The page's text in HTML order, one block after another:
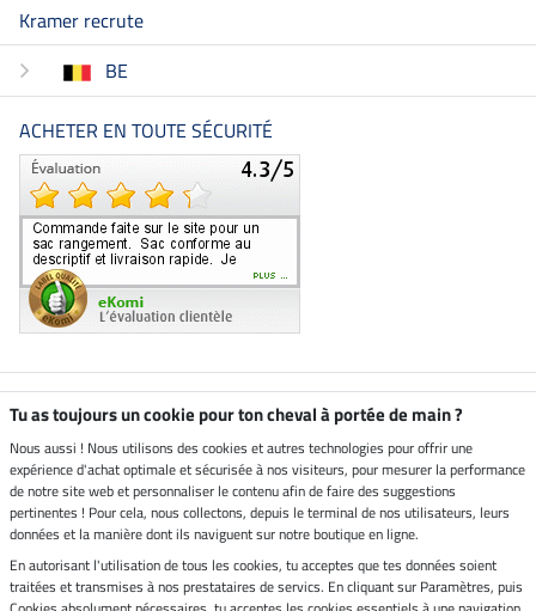
Kramer recrute
BE
ACHETER EN TOUTE SÉCURITÉ
Boutique climatiquement
Livraison par
Paiement sécurisé
Tu as toujours un cookie pour ton cheval à portée de main ?
Nous aussi ! Nous utilisons des cookies et autres technologies pour offrir une
expérience d'achat optimale et sécurisée à nos visiteurs, pour mesurer la performance
de notre site web et personnaliser le contenu afin de faire des suggestions
pertinentes ! Pour cela, nous collectons, depuis le terminal de nos utilisateurs, leurs
données et la manière dont ils naviguent sur notre boutique en ligne.
En autorisant l'utilisation de tous les cookies, tu acceptes que tes données soient
traitées et transmises à nos prestataires de servics. En cliquant sur Paramètres, puis